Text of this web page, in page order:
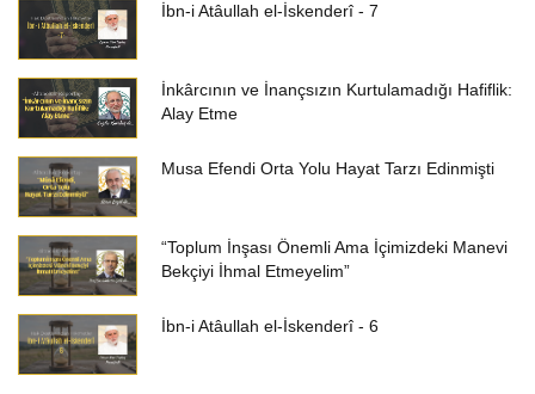
İbn-i Atâullah el-İskenderî - 7
İnkârcının ve İnançsızın Kurtulamadığı Hafiflik:
Alay Etme
Musa Efendi Orta Yolu Hayat Tarzı Edinmişti
“Toplum İnşası Önemli Ama İçimizdeki Manevi
Bekçiyi İhmal Etmeyelim”
İbn-i Atâullah el-İskenderî - 6